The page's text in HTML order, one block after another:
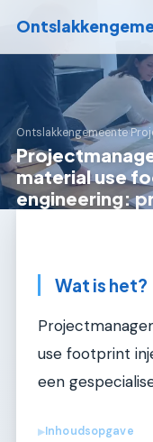
Ontslakkengemeente›
material use
engineering:
Wat is het?
use footprint
een
▶Inhoudsopgave